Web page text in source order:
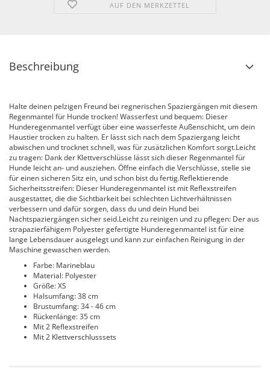
AUF DEN MERKZETTEL
Beschreibung
Halte deinen pelzigen Freund bei regnerischen Spaziergängen mit diesem
Regenmantel für Hunde trocken! Wasserfest und bequem: Dieser
Hunderegenmantel verfügt über eine wasserfeste Außenschicht, um dein
Haustier trocken zu halten. Er lässt sich nach dem Spaziergang leicht
abwischen und trocknet schnell, was für zusätzlichen Komfort sorgt.Leicht
zu tragen: Dank der Klettverschlüsse lässt sich dieser Regenmantel für
Hunde leicht an- und ausziehen. Öffne einfach die Verschlüsse, stelle sie
für einen sicheren Sitz ein, und schon bist du fertig.Reflektierende
Sicherheitsstreifen: Dieser Hunderegenmantel ist mit Reflexstreifen
ausgestattet, die die Sichtbarkeit bei schlechten Lichtverhältnissen
verbessern und dafür sorgen, dass du und dein Hund bei
Nachtspaziergängen sicher seid.Leicht zu reinigen und zu pflegen: Der aus
strapazierfähigem Polyester gefertigte Hunderegenmantel ist für eine
lange Lebensdauer ausgelegt und kann zur einfachen Reinigung in der
Maschine gewaschen werden.
Farbe: Marineblau
Material: Polyester
Größe: XS
Halsumfang: 38 cm
Brustumfang: 34 - 46 cm
Rückenlänge: 35 cm
Mit 2 Reflexstreifen
Mit 2 Klettverschlusssets